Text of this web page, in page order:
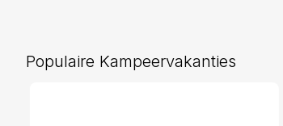
Populaire Kampeervakanties